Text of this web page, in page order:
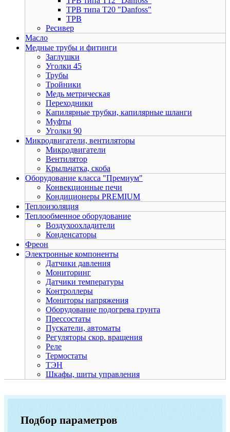
ТРВ типа Т20 "Danfoss"
ТРВ
Ресивер
Масло
Медные трубы и фитинги
Заглушки
Уголки 45
Трубы
Тройники
Медь метрическая
Переходники
Капилярные трубки, капилярные шланги
Муфты
Уголки 90
Микродвигатели, вентиляторы
Микродвигатели
Вентилятор
Крыльчатка, скоба
Оборудование класса "Премиум"
Конвекционные печи
Кондиционеры PREMIUM
Теплоизоляция
Теплообменное оборудование
Воздухоохладители
Конденсаторы
Фреон
Электронные компоненты
Датчики давления
Мониторинг
Датчики температуры
Контроллеры
Мониторы напряжения
Оборудование подогрева грунта
Прессостаты
Пускатели, автоматы
Регуляторы скор. вращения
Реле
Термостаты
ТЭН
Шкафы, шиты управления
Подбор параметров